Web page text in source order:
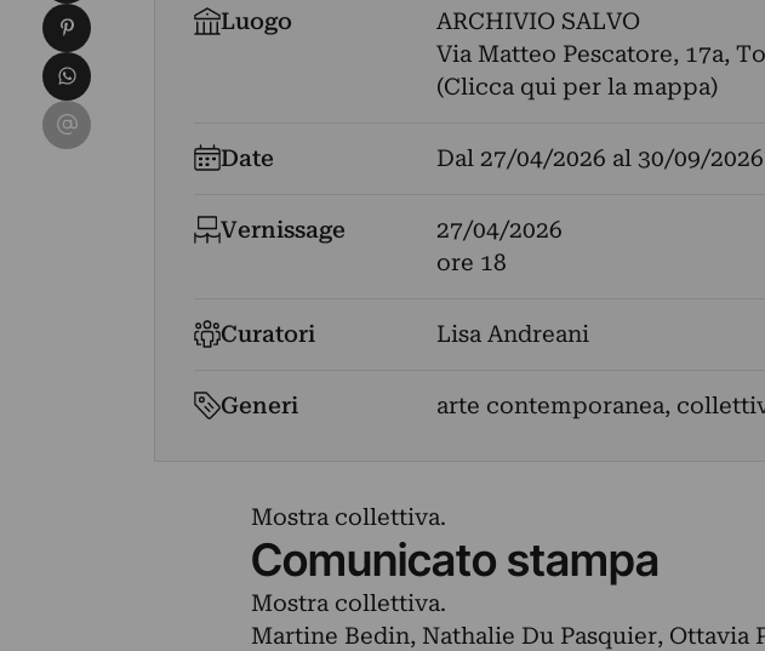
Luogo
ARCHIVIO SALVO
Via Matteo Pescatore, 17a,
(Clicca qui per la mappa)
Date Dal 27/04/2026 al 30/09/2026
Vernissage
27/04/2026
ore 18
Curatori Lisa Andreani
Generi arte contemporanea,
Mostra collettiva.
Comunicato stampa
Mostra collettiva.
Martine Bedin, Nathalie Du Pasquier, Ottavia
Condividi su Pinterest
Condividi su WhatsApp
Condividi su Email